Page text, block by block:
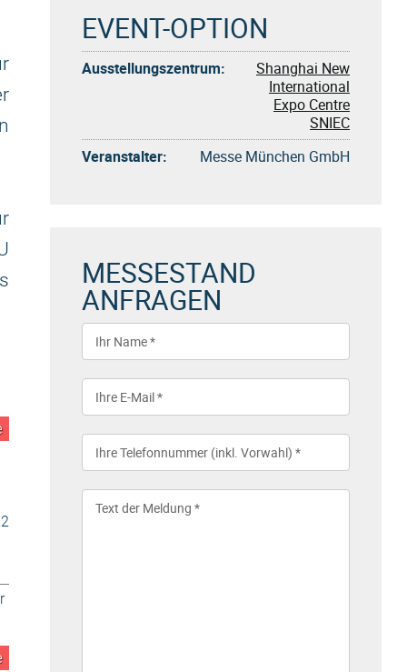
EVENT-OPTION
Ausstellungszentrum:
Shanghai New
International
Expo Centre
SNIEC
Veranstalter:
Messe München GmbH
MESSESTAND
ANFRAGEN